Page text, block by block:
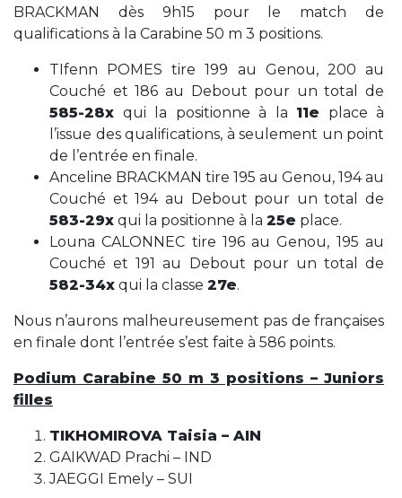
BRACKMAN dès 9h15 pour le match de
qualifications à la Carabine 50 m 3 positions.
TIfenn POMES tire 199 au Genou, 200 au
Couché et 186 au Debout pour un total de
585-28x qui la positionne à la 11e place à
l’issue des qualifications, à seulement un point
de l’entrée en finale.
Anceline BRACKMAN tire 195 au Genou, 194 au
Couché et 194 au Debout pour un total de
583-29x qui la positionne à la 25e place.
Louna CALONNEC tire 196 au Genou, 195 au
Couché et 191 au Debout pour un total de
582-34x qui la classe 27e.
Nous n’aurons malheureusement pas de françaises
en finale dont l’entrée s’est faite à 586 points.
Podium Carabine 50 m 3 positions – Juniors
filles
TIKHOMIROVA Taisia – AIN
GAIKWAD Prachi – IND
JAEGGI Emely – SUI